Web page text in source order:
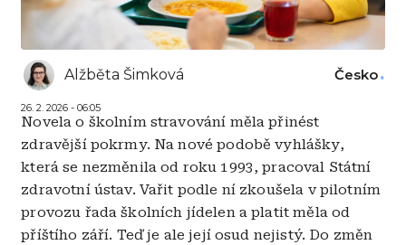
Alžběta Šimková
26. 2. 2026 - 06:05
Česko
Novela o školním stravování měla přinést
zdravější pokrmy. Na nové podobě vyhlášky,
která se nezměnila od roku 1993, pracoval Státní
zdravotní ústav. Vařit podle ní zkoušela v pilotním
provozu řada školních jídelen a platit měla od
příštího září. Teď je ale její osud nejistý. Do změn